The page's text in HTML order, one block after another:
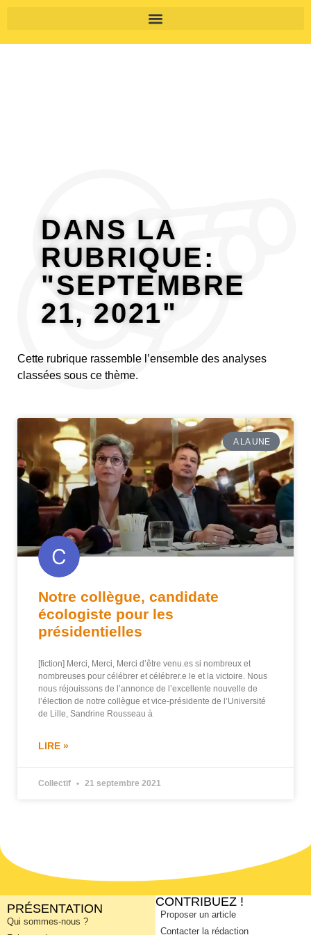
DANS LA
RUBRIQUE:
"SEPTEMBRE
21, 2021"
Cette rubrique rassemble l’ensemble des analyses
classées sous ce thème.
A LA UNE
Notre collègue, candidate
écologiste pour les
présidentielles
[fiction] Merci, Merci, Merci d’être venu.es si nombreux et
nombreuses pour célébrer et célébrer.e le et la victoire. Nous
nous réjouissons de l’annonce de l’excellente nouvelle de
l’élection de notre collègue et vice-présidente de l’Université
de Lille, Sandrine Rousseau à
LIRE »
Collectif 21 septembre 2021
PRÉSENTATION
Qui sommes-nous ?
CONTRIBUEZ !
Proposer un article
Contacter la rédaction